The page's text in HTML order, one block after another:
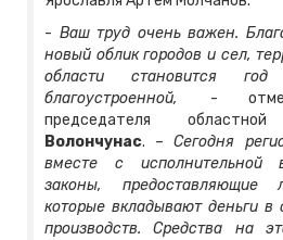
- Ваш труд очень важен.
новый облик городов и сел,
области становится
благоустроенной, -
председателя
Волончунас. – Сегодня
вместе с исполнительной
законы, предоставляющие
которые вкладывают деньги в
производств. Средства на